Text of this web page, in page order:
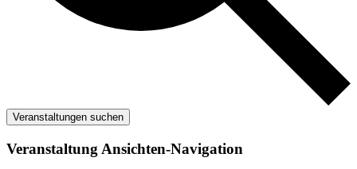
Veranstaltungen suchen
Veranstaltung Ansichten-Navigation